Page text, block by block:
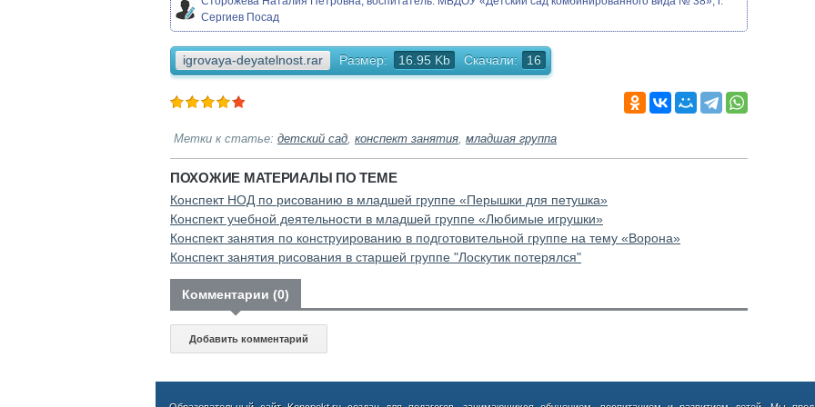
Сергиев Посад
igrovaya-deyatelnost.rar Размер: 16.95 Kb Скачали: 16
Метки к статье: детский сад конспект занятия младшая группа
ПОХОЖИЕ МАТЕРИАЛЫ ПО ТЕМЕ
Конспект НОД по рисованию в младшей группе «Перышки для петушка»
Конспект учебной деятельности в младшей группе «Любимые игрушки»
Конспект занятия по конструированию в подготовительной группе на тему «Ворона»
Конспект занятия рисования в старшей группе "Лоскутик потерялся"
Комментарии (0)
Добавить комментарий